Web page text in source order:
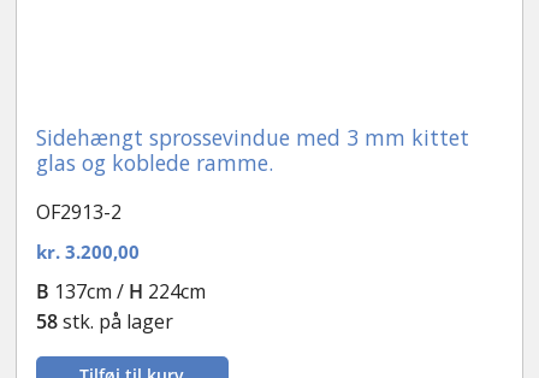
Sidehængt sprossevindue med 3 mm kittet
glas og koblede ramme.
OF2913-2
kr.3.200,00
B 137cm / H 224cm
58stk. på lager